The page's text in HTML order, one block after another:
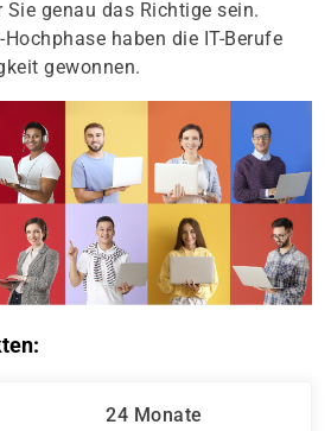
genau das Richtige sein.
haben die IT-Berufe
gewonnen.
24 Monate